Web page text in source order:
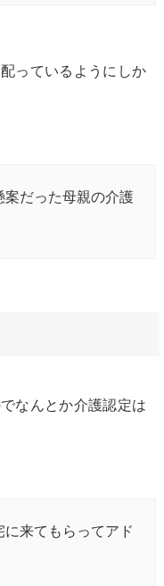
っているようにしか
案だった母親の介護
なんとか介護認定は
来てもらってアド